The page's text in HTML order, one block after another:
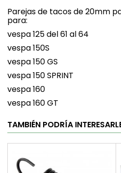
Parejas de tacos de 20mm
para:
vespa 125 del 61 al 64
vespa 150S
vespa 150 GS
vespa 150 SPRINT
vespa 160
vespa 160 GT
TAMBIÉN PODRÍA